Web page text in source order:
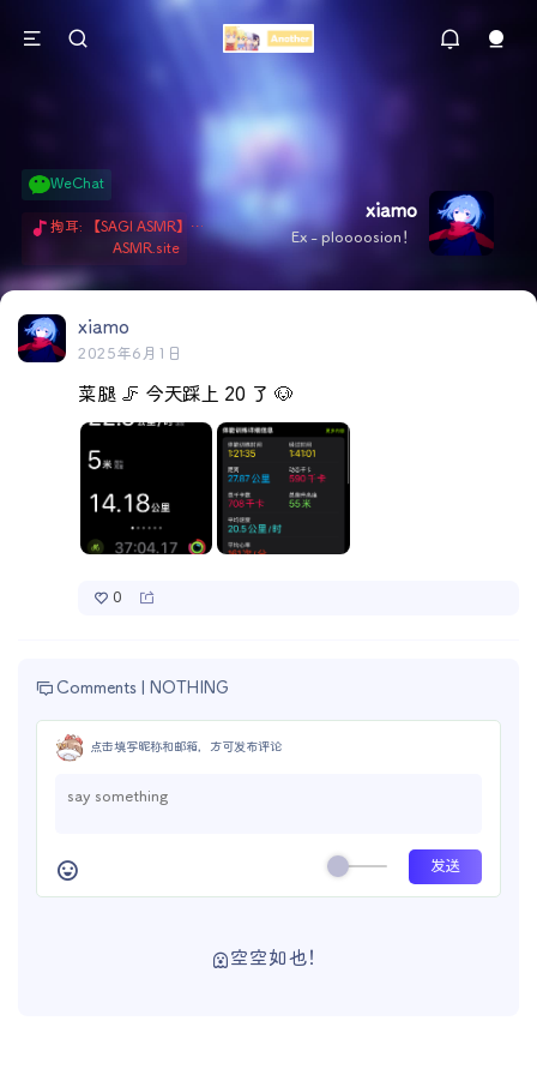
xiamo
Ex - ploooosion！
WeChat
掏耳: 【SAGI ASMR】今天就由阿米娅给博士掏耳吧「耳勺x鹅毛棒x吹气」 Hi-Res无损助眠 + 单刷: ASMR 精选4.0｜ 陪伴天花板 ✦扶扶の温柔哄睡 ✦ 顶级道具和语气词的交融 ✦ 扶桑大红花、
ASMR.site
xiamo
2025年6月1日
菜腿 🦵 今天踩上 20 了 🐶
0
Comments | NOTHING
点击填写昵称和邮箱，方可发布评论
空空如也！